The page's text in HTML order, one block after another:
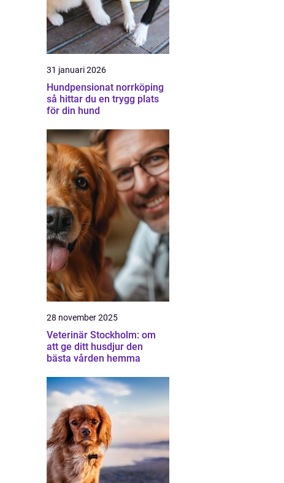
31 januari 2026
Hundpensionat norrköping
så hittar du en trygg plats
för din hund
28 november 2025
Veterinär Stockholm: om
att ge ditt husdjur den
bästa vården hemma